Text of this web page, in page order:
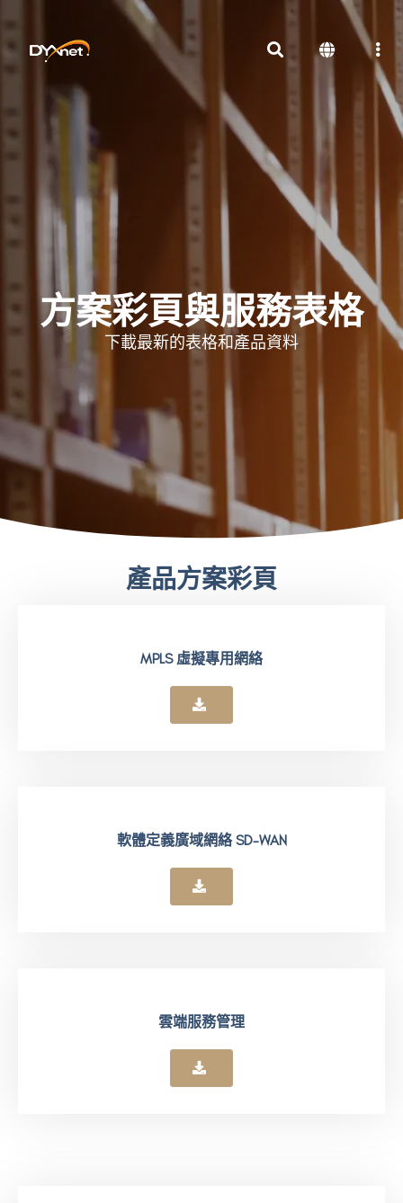
方案彩頁與服務表格
下載最新的表格和產品資料
產品方案彩頁
MPLS 虛擬專用網絡
軟體定義廣域網絡 SD-WAN
雲端服務管理